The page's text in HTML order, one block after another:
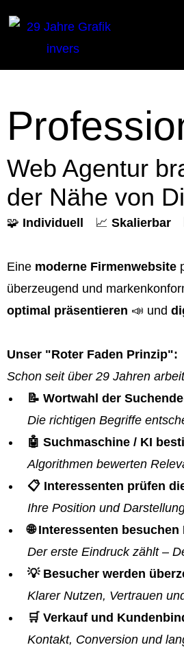
Web Agentur
der Nähe von
🧩 Individuell 📈 Skalierbar
Eine moderne Firmenwebsite
überzeugend und
optimal präsentieren 📣 und
Unser "Roter Faden Prinzip":
Schon seit über 29 Jahren
📝 Wortwahl der
Die richtigen Begriffe
🤖 Suchmaschine / KI
Algorithmen bewerten
📋 Interessenten prüfen
Ihre Position und
🌐 Interessenten
Der erste Eindruck zählt –
💡 Besucher werden
Klarer Nutzen, Vertrauen
🛒 Verkauf und
Kontakt, Conversion und